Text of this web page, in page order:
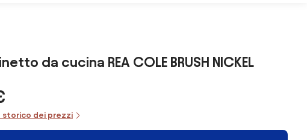
da cucina REA COLE BRUSH NICKEL
storico dei prezzi